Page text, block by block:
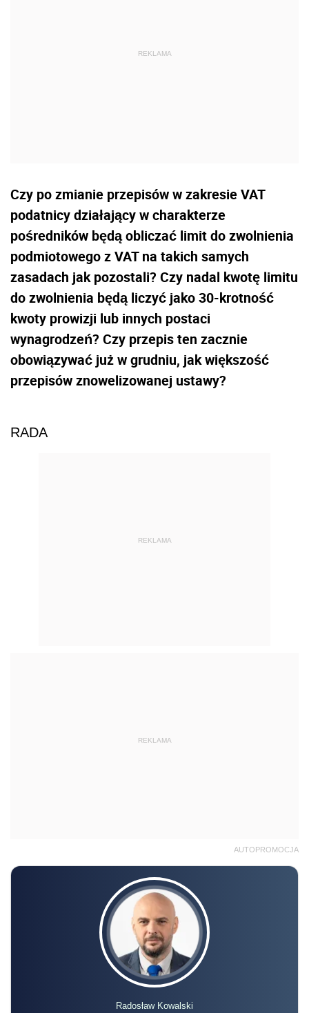
Czy po zmianie przepisów w zakresie VAT
podatnicy działający w charakterze
pośredników będą obliczać limit do zwolnienia
podmiotowego z VAT na takich samych
zasadach jak pozostali? Czy nadal kwotę limitu
do zwolnienia będą liczyć jako 30-krotność
kwoty prowizji lub innych postaci
wynagrodzeń? Czy przepis ten zacznie
obowiązywać już w grudniu, jak większość
przepisów znowelizowanej ustawy?
RADA
REKLAMA
REKLAMA
AUTOPROMOCJA
Radosław Kowalski